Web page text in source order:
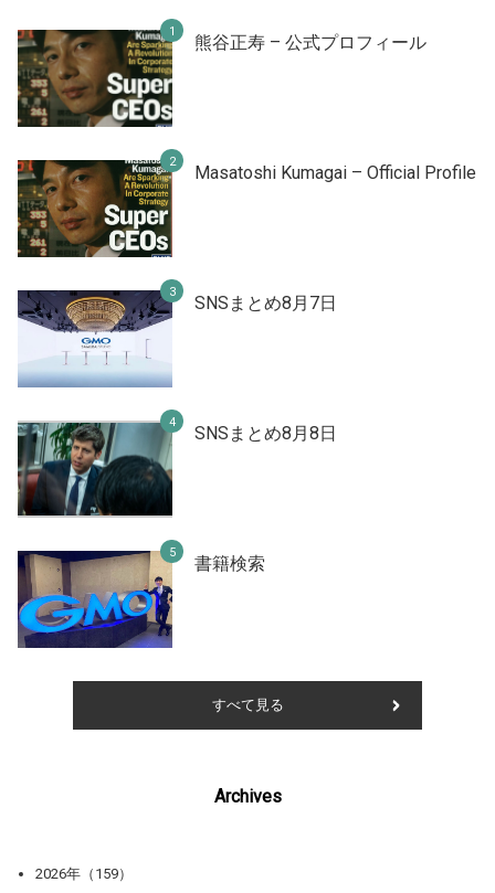
熊谷正寿 – 公式プロフィール
Masatoshi Kumagai – Official Profile
SNSまとめ8月7日
SNSまとめ8月8日
書籍検索
すべて見る
Archives
2026年（159）